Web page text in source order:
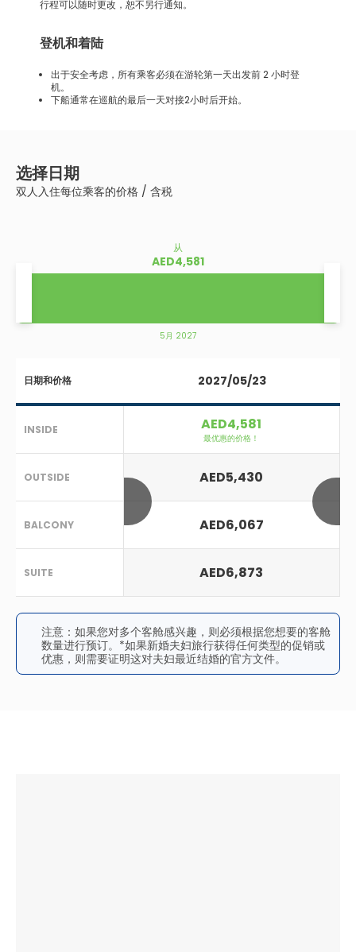
行程可以随时更改，恕不另行通知。
登机和着陆
出于安全考虑，所有乘客必须在游轮第一天出发前 2 小时登
机。
下船通常在巡航的最后一天对接2小时后开始。
选择日期
双人入住每位乘客的价格 / 含税
从
AED4,581
5月 2027
日期和价格
INSIDE
OUTSIDE
BALCONY
SUITE
2027/05/23
AED4,581
最优惠的价格！
AED5,430
AED6,067
AED6,873
注意：如果您对多个客舱感兴趣，则必须根据您想要的客舱
数量进行预订。*如果新婚夫妇旅行获得任何类型的促销或
优惠，则需要证明这对夫妇最近结婚的官方文件。